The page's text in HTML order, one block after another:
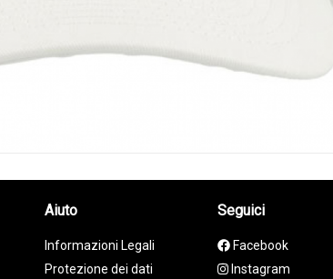
Aiuto
Informazioni Legali
Protezione dei dati
Seguici
Facebook
Instagram